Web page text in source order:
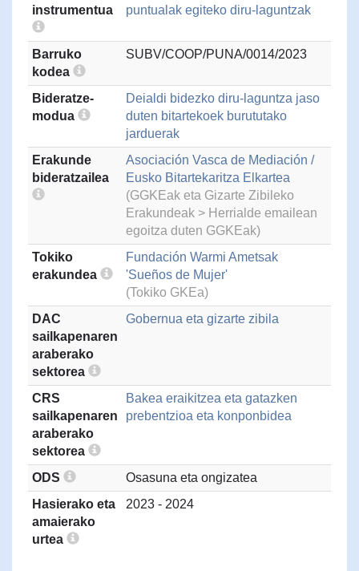
instrumentua puntualak egiteko diru-laguntzak
Barruko
kodea
SUBV/COOP/PUNA/0014/2023
Bideratze-
modua
Deialdi bidezko diru-laguntza jaso
duten bitartekoek burututako
jarduerak
Erakunde
bideratzailea
Asociación Vasca de Mediación /
Eusko Bitartekaritza Elkartea
(GGKEak eta Gizarte Zibileko
Erakundeak > Herrialde emailean
egoitza duten GGKEak)
Tokiko
erakundea
Fundación Warmi Ametsak
'Sueños de Mujer'
(Tokiko GKEa)
DAC
sailkapenaren
araberako
sektorea
Gobernua eta gizarte zibila
CRS
sailkapenaren
araberako
sektorea
Bakea eraikitzea eta gatazken
prebentzioa eta konponbidea
ODS
Osasuna eta ongizatea
Hasierako eta
amaierako
urtea
2023 - 2024